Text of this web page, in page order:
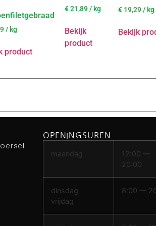
/ kg
product
€21,89 / kg
Bekijk
product
€19,29 / kg
Bekijk
OPENINGSUREN
maandag
12:00 —
20:00
dinsdag -
vrijdag
8:00 —